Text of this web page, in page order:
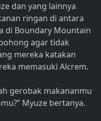
dan yang lainnya
ringan di antara
di Boundary Mountain
agar tidak
mereka katakan
memasuki Alcrem.
gerobak makananmu
Myuze bertanya.